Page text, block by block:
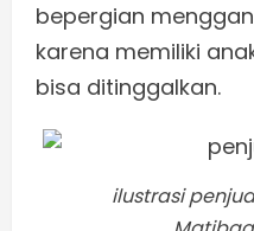
bepergian
karena memiliki
bisa ditinggalkan.
ilustrasi